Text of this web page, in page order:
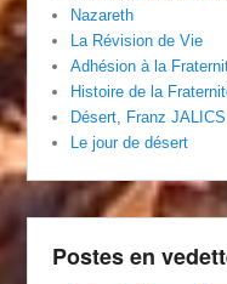
Nazareth
La Révision de Vie
Adhésion à la
Histoire de la
Désert, Franz JALICS
Le jour de désert
Postes en